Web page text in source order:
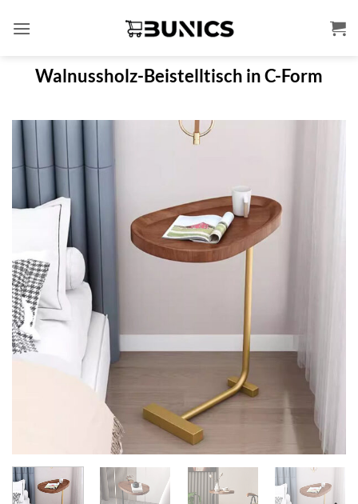
Inhalt
Walnussholz-Beistelltisch in C-Form